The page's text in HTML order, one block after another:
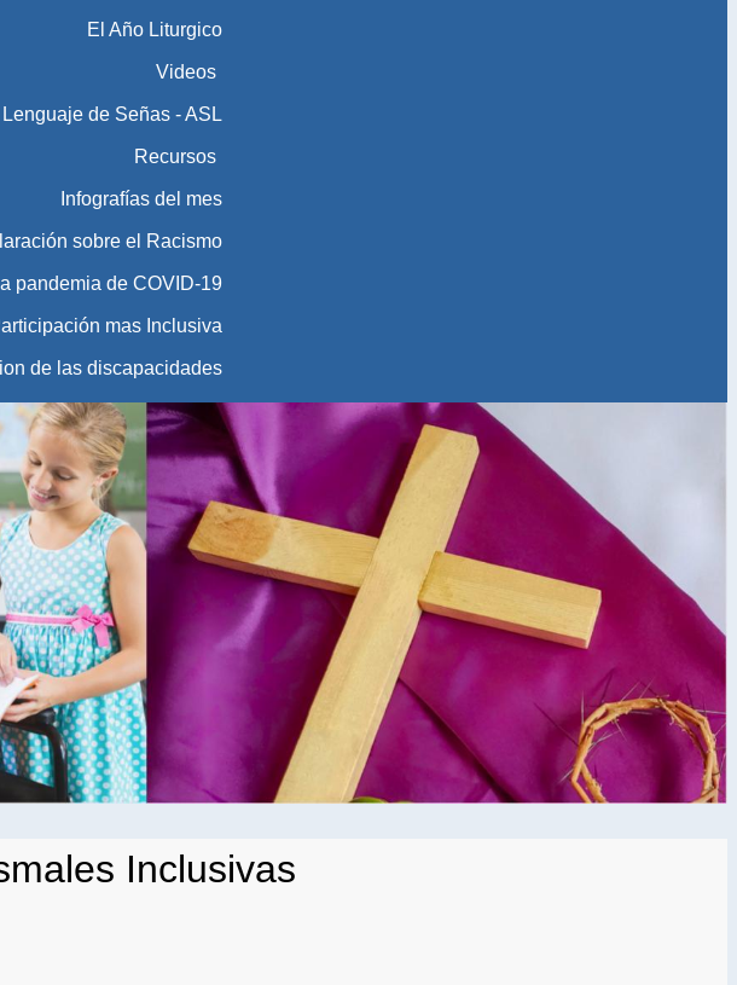
El Año Liturgico
Videos
de Señas - ASL
Recursos
Infografías del mes
sobre el Racismo
pandemia de COVID-19
mas Inclusiva
de las discapacidades
Inclusivas